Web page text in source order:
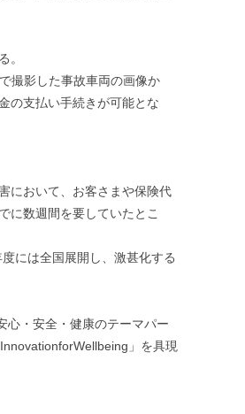
。
撮影した事故車両の画像か
の支払い手続きが可能とな
において、お客さまや保険代
に数週間を要していたとこ
には全国展開し、激甚化する
心・安全・健康のテーマパー
」を具現